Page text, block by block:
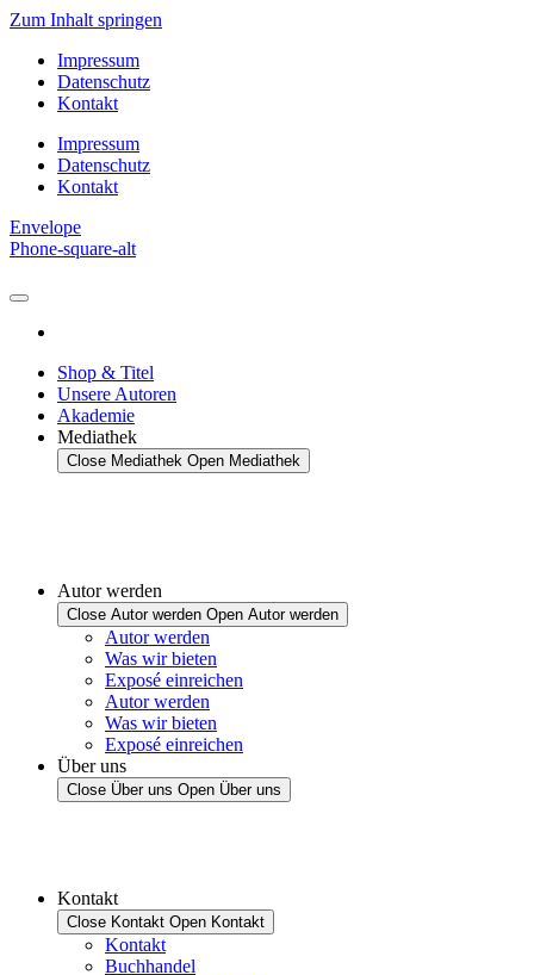
Zum Inhalt springen
Impressum
Datenschutz
Kontakt
Impressum
Datenschutz
Kontakt
Envelope
Phone-square-alt
Shop & Titel
Unsere Autoren
Akademie
Mediathek
Close Mediathek Open Mediathek
Autor werden
Close Autor werden Open Autor werden
Autor werden
Was wir bieten
Exposé einreichen
Autor werden
Was wir bieten
Exposé einreichen
Über uns
Close Über uns Open Über uns
Kontakt
Close Kontakt Open Kontakt
Kontakt
Buchhandel